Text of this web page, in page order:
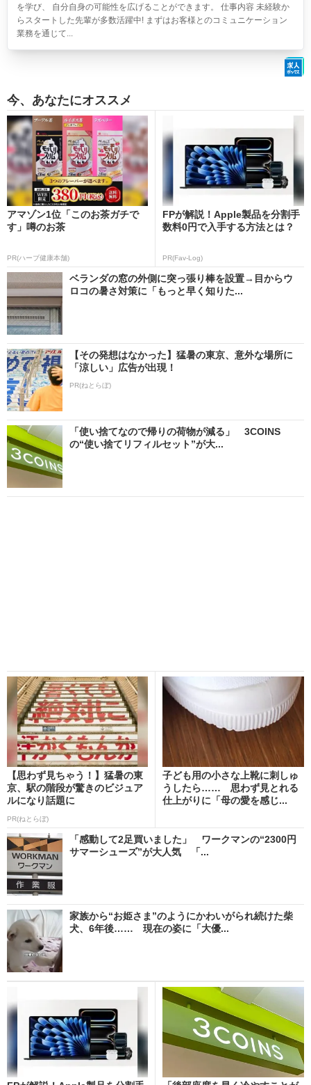
を学び、 自分自身の可能性を広げることができます。 仕事内容 未経験か
らスタートした先輩が多数活躍中! まずはお客様とのコミュニケーション
業務を通じて...
今、あなたにオススメ
アマゾン1位「このお茶ガチで
す」噂のお茶
PR(ハーブ健康本舗)
FPが解説！Apple製品を分割手
数料0円で入手する方法とは？
PR(Fav-Log)
ベランダの窓の外側に突っ張り棒を設置→目からウ
ロコの暑さ対策に「もっと早く知りた...
【その発想はなかった】猛暑の東京、意外な場所に
「涼しい」広告が出現！
PR(ねとらぼ)
「使い捨てなので帰りの荷物が減る」 3COINS
の“使い捨てリフィルセット”が大...
【思わず見ちゃう！】猛暑の東
京、駅の階段が驚きのビジュア
ルになり話題に
PR(ねとらぼ)
子ども用の小さな上靴に刺しゅ
うしたら…… 思わず見とれる
仕上がりに「母の愛を感じ...
「感動して2足買いました」 ワークマンの“2300円
サマーシューズ”が大人気 「...
家族から“お姫さま”のようにかわいがられ続けた柴
犬、6年後…… 現在の姿に「大優...